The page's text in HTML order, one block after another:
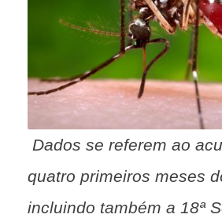
Dados se referem ao
quatro primeiros meses
incluindo também a 18ª